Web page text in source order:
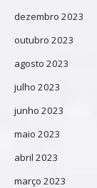
dezembro 2023
outubro 2023
agosto 2023
julho 2023
junho 2023
maio 2023
abril 2023
março 2023